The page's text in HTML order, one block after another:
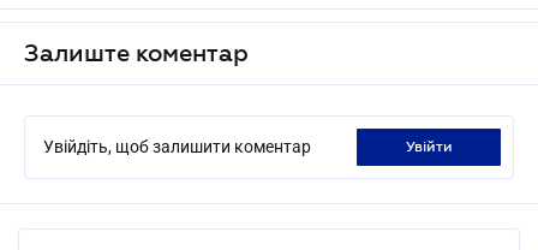
Залиште коментар
Увійдіть, щоб залишити коментар увійти